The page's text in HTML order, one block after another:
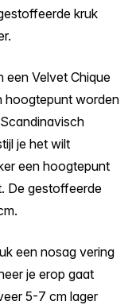
kruk
een Velvet Chique
hoogtepunt worden
je het wilt
een hoogtepunt
De gestoffeerde
een nosag vering
je erop gaat
5-7 cm lager